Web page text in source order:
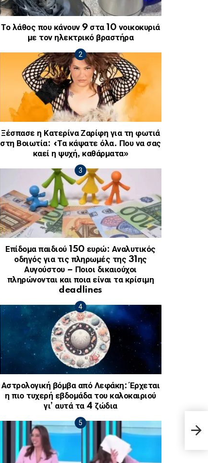
Το λάθος που κάνουν 9 στα 10 νοικοκυριά
με τον ηλεκτρικό βραστήρα
Ξέσπασε η Κατερίνα Ζαρίφη για τη φωτιά
στη Βοιωτία: «Τα κάψατε όλα. Που να σας
καεί η ψυχή, καθάρματα»
Επίδομα παιδιού 150 ευρώ: Αναλυτικός
οδηγός για τις πληρωμές της 31ης
Αυγούστου – Ποιοι δικαιούχοι
πληρώνονται και ποια είναι τα κρίσιμη
deadlines
Αστρολογική βόμβα από Λεφάκη: Έρχεται
η πιο τυχερή εβδομάδα του καλοκαιριού
γι’ αυτά τα 4 ζώδια